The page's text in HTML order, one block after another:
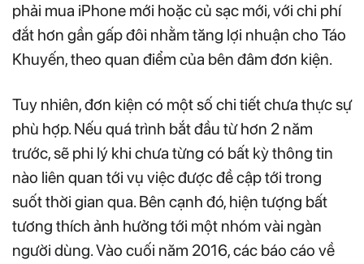
phải mua iPhone mới hoặc củ sạc mới, với chi phí
đắt hơn gần gấp đôi nhằm tăng lợi nhuận cho Táo
Khuyến, theo quan điểm của bên đâm đơn kiện.
Tuy nhiên, đơn kiện có một số chi tiết chưa thực sự
phù hợp. Nếu quá trình bắt đầu từ hơn 2 năm
trước, sẽ phi lý khi chưa từng có bất kỳ thông tin
nào liên quan tới vụ việc được đề cập tới trong
suốt thời gian qua. Bên cạnh đó, hiện tượng bất
tương thích ảnh hưởng tới một nhóm vài ngàn
người dùng. Vào cuối năm 2016, các báo cáo về